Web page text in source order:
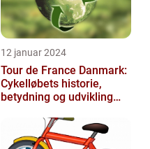
12 januar 2024
Tour de France Danmark:
Cykelløbets historie,
betydning og udvikling